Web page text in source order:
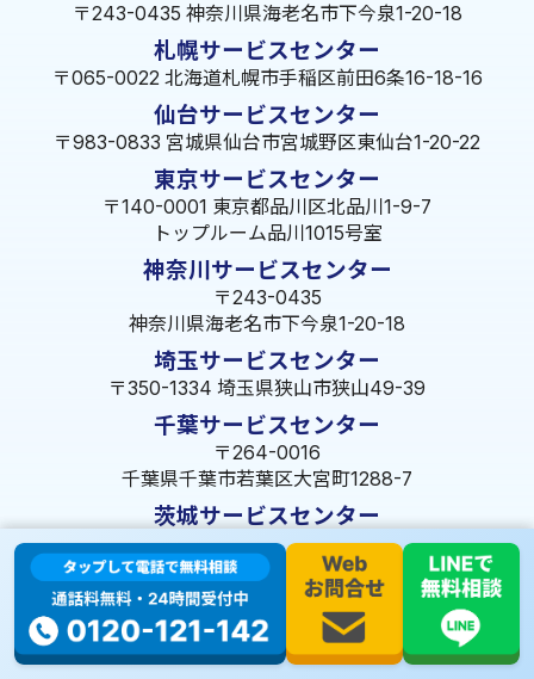
〒243-0435 神奈川県海老名市下今泉1-20-18
札幌サービスセンター
〒065-0022 北海道札幌市手稲区前田6条16-18-16
仙台サービスセンター
〒983-0833 宮城県仙台市宮城野区東仙台1-20-22
東京サービスセンター
〒140-0001 東京都品川区北品川1-9-7
トップルーム品川1015号室
神奈川サービスセンター
〒243-0435
神奈川県海老名市下今泉1-20-18
埼玉サービスセンター
〒350-1334 埼玉県狭山市狭山49-39
千葉サービスセンター
〒264-0016
千葉県千葉市若葉区大宮町1288-7
茨城サービスセンター
〒309-1717 茨城県笠間市旭町322-2 102号
長野サービスセンター
〒380-0921 長野県長野市大字栗田653-141 皐月ビル
名古屋サービスセンター
〒455-0014 名古屋市港区港楽3-13-22